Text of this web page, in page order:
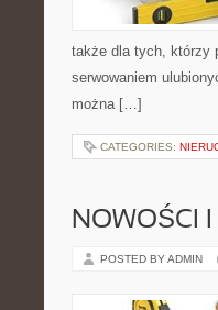
także dla tych, którzy
serwowaniem
można […]
CATEGORIES:
NOWOŚCI
POSTED BY ADMIN